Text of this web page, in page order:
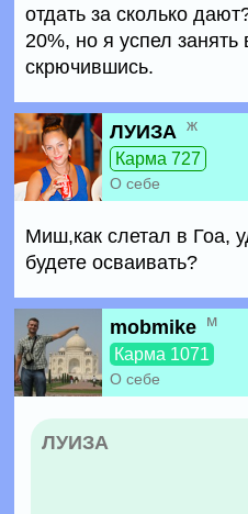
отдать за сколько
20%, но я успел
скрючившись.
ЛУИЗА ж
Карма 727
О себе
Миш,как слетал в Гоа,
будете осваивать?
mobmike м
Карма 1071
О себе
ЛУИЗА